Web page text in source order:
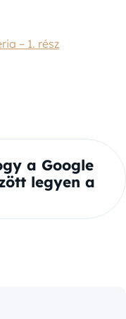
– 1. rész
a Google
legyen a